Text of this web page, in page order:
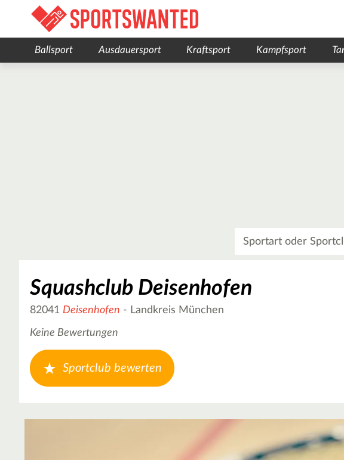
Ballsport Ausdauersport Kraftsport Kampfsport
Squashclub Deisenhofen
82041 Deisenhofen - Landkreis München
Keine Bewertungen
Sportclub bewerten